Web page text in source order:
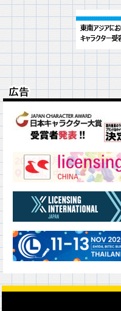
広告
広告